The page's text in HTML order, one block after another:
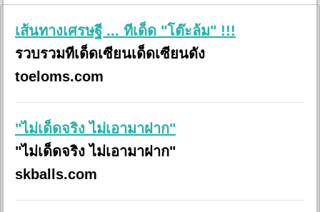
เส้นทางเศรษฐี ... ทีเด็ด "โต๊ะล้ม" !!!
รวบรวมทีเด็ดเซียนเด็ดเซียนดัง
toeloms.com
"ไม่เด็ดจริง ไม่เอามาฝาก"
"ไม่เด็ดจริง ไม่เอามาฝาก"
skballs.com